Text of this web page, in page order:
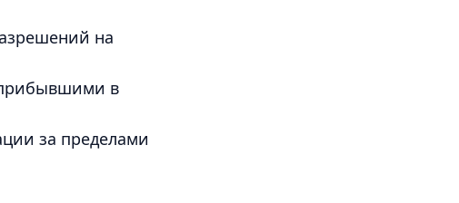
на
прибывшими в
за пределами